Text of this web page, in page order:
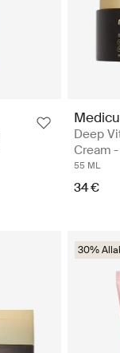
Deep
Cream
55 ML
34 €
30%